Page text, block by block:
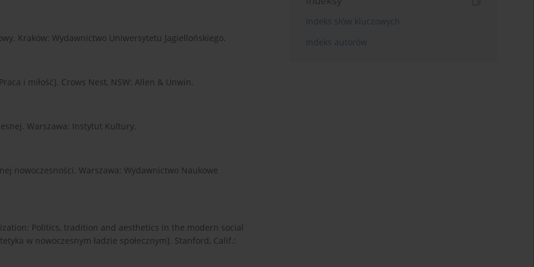
Kraków: Wydawnictwo Uniwersytetu Jagiellońskiego.
i miłość]. Crows Nest, NSW: Allen & Unwin.
Warszawa: Instytut Kultury.
nowoczesności. Warszawa: Wydawnictwo Naukowe
Politics, tradition and aesthetics in the modern social
w nowoczesnym ładzie społecznym]. Stanford, Calif.:
Indeks słów kluczowych
Indeks autorów